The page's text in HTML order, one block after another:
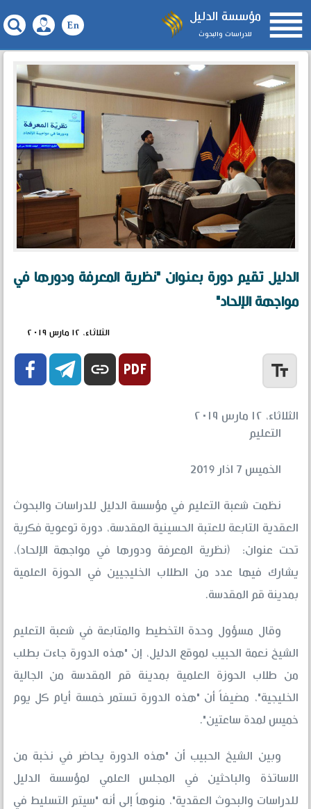
مؤسسة الدليل
للدراسات والبحوث 
الدليل تقيم دورة بعنوان "نظرية المعرفة ودورها في
مواجهة الإلحاد"
الثلاثاء، ١٢ مارس ٢٠١٩
  link text_fields
الثلاثاء، ١٢ مارس ٢٠١٩
التعليم
الخميس 7 اذار 2019
نظمت شعبة التعليم في مؤسسة الدليل للدراسات والبحوث
العقدية التابعة للعتبة الحسينية المقدسة، دورة توعوية فكرية
تحت عنوان: (نظرية المعرفة ودورها في مواجهة الإلحاد)،
يشارك فيها عدد من الطلاب الخليجيين في الحوزة العلمية
بمدينة قم المقدسة.
وقال مسؤول وحدة التخطيط والمتابعة في شعبة التعليم
الشيخ نعمة الحبيب لموقع الدليل، إن "هذه الدورة جاءت بطلب
من طلاب الحوزة العلمية بمدينة قم المقدسة من الجالية
الخليجية"، مضيفاً أن "هذه الدورة تستمر خمسة أيام كل يوم
خميس لمدة ساعتين".
وبين الشيخ الحبيب أن "هذه الدورة يحاضر في نخبة من
الاساتذة والباحثين في المجلس العلمي لمؤسسة الدليل
للدراسات والبحوث العقدية"، منوهاً إلى أنه "سيتم التسليط في